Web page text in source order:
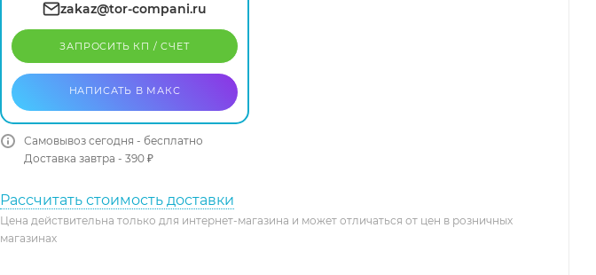
zakaz@tor-compani.ru
ЗАПРОСИТЬ КП / CЧЕТ
НАПИСАТЬ В МАКС
Самовывоз сегодня - бесплатно
Доставка завтра - 390 ₽
Рассчитать стоимость доставки
Цена действительна только для интернет-магазина и может отличаться от цен в розничных
магазинах